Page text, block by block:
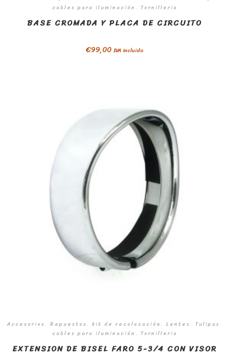
cables para iluminación. Tornilleria
BASE CROMADA Y PLACA DE CIRCUITO
€99,00 IVA incluido
Accesorios. Repuestos. kit de recolocación. Lentes. Tulipas.
cables para iluminación. Tornilleria
EXTENSION DE BISEL FARO 5-3/4 CON VISOR